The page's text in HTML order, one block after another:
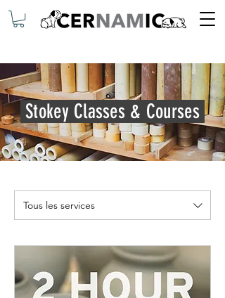
Stokey Classes & Courses
Tous les services